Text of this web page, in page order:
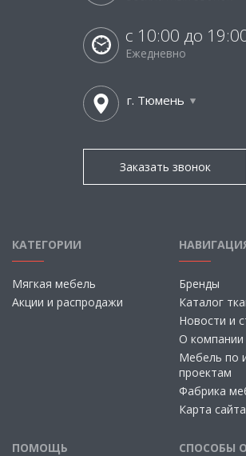
с 10:00 до
Ежедневно
г. Тюмень
Заказать звонок
КАТЕГОРИИ
Мягкая мебель
Акции и распродажи
Бренды
Каталог
Новости и
О компании
Мебель по
проектам
Фабрика
Карта сайта
ПОМОЩЬ СПОСОБЫ